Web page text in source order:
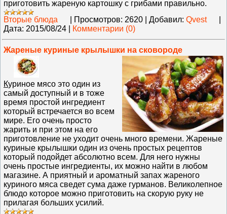
приготовить жареную картошку с грибами правильно.
Вторые блюда
Просмотров: 2620 Добавил: Qvest
Дата: 2015/08/24 Комментарии (0)
Жареные куриные крылышки на сковороде
Куриное мясо это один из
самый доступный и в тоже
время простой ингредиент
который встречается во всем
мире. Его очень просто
жарить и при этом на его
приготовление не уходит очень много времени. Жареные
куриные крылышки один из очень простых рецептов
который подойдет абсолютно всем. Для него нужны
очень простые ингредиенты, их можно найти в любом
магазине. А приятный и ароматный запах жареного
куриного мяса сведет сума даже гурманов. Великолепное
блюдо которое можно приготовить на скорую руку не
прилагая больших усилий.